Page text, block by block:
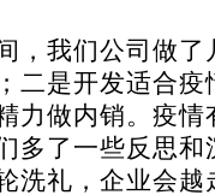
，我们公司做
二是开发适合疫
力做内销。疫
多了一些反思和
洗礼，企业会越